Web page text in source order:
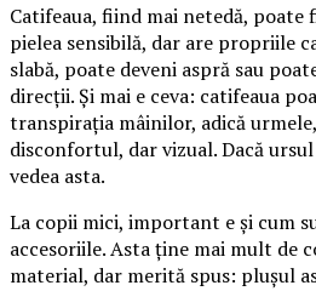
Catifeaua, fiind mai netedă,
pielea sensibilă, dar are propriile
slabă, poate deveni aspră sau
direcții. Și mai e ceva: catifeaua
transpirația mâinilor, adică
disconfortul, dar vizual. Dacă
vedea asta.
La copii mici, important e și cum
accesoriile. Asta ține mai mult de
material, dar merită spus: plușul